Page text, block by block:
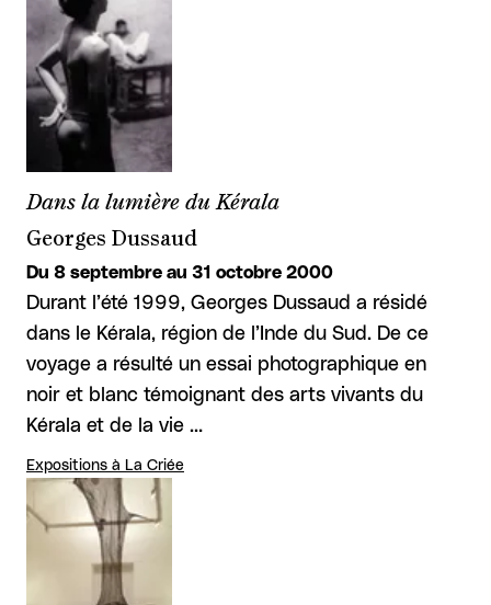
Dans la lumière du Kérala
Georges Dussaud
Du 8 septembre au 31 octobre 2000
Durant l’été 1999, Georges Dussaud a résidé
dans le Kérala, région de l’Inde du Sud. De ce
voyage a résulté un essai photographique en
noir et blanc témoignant des arts vivants du
Kérala et de la vie …
Expositions à La Criée